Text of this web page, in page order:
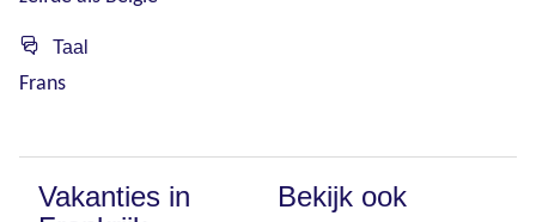
Taal
Frans
Vakanties in
Bekijk ook